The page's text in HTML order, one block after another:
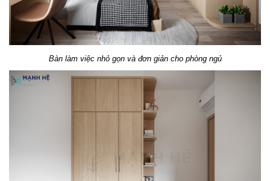
Bàn làm việc nhỏ gọn và đơn giản cho phòng ngủ